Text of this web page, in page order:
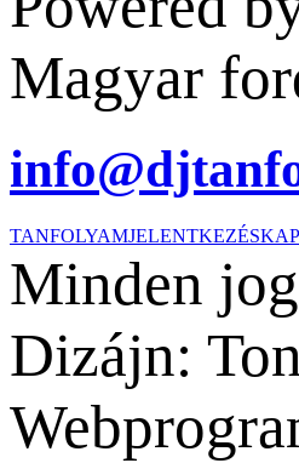
Magyar
TANFOLYAMJELENTKEZÉS
Minden
Dizájn: